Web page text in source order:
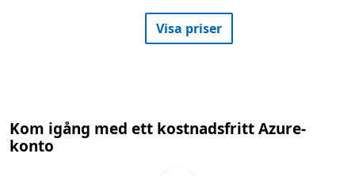
Visa priser
Kom igång med ett kostnadsfritt Azure-
konto